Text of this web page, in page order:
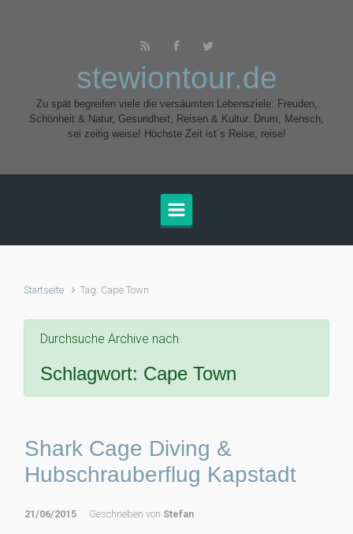
stewiontour.de
Zu spät begreifen viele die versäumten Lebensziele: Freuden,
Schönheit & Natur, Gesundheit, Reisen & Kultur. Drum, Mensch,
sei zeitig weise! Höchste Zeit ist´s Reise, reise!
Startseite Tag: Cape Town
Durchsuche Archive nach
Schlagwort: Cape Town
Shark Cage Diving &
Hubschrauberflug Kapstadt
21/06/2015 Geschrieben von Stefan